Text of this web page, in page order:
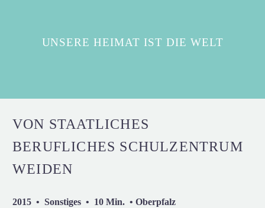
UNSERE HEIMAT IST DIE WELT
VON STAATLICHES
BERUFLICHES SCHULZENTRUM
WEIDEN
2015 • Sonstiges • 10 Min. • Oberpfalz